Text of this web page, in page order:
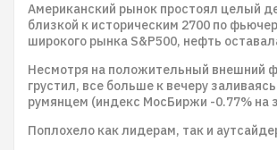
Американский рынок простоял целый
близкой к историческим 2700 по
широкого рынка S&P500, нефть
Несмотря на положительный внешний
грустил, все больше к вечеру
румянцем (индекс МосБиржи -0.77% на
Поплохело как лидерам, так и